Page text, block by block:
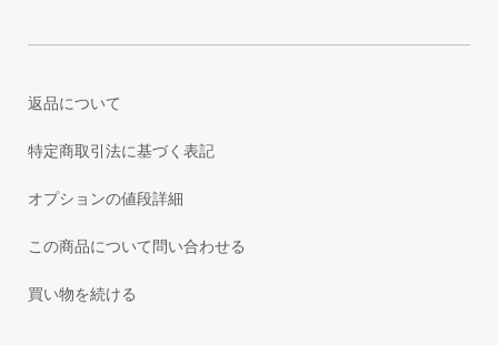
返品について
特定商取引法に基づく表記
オプションの値段詳細
この商品について問い合わせる
買い物を続ける